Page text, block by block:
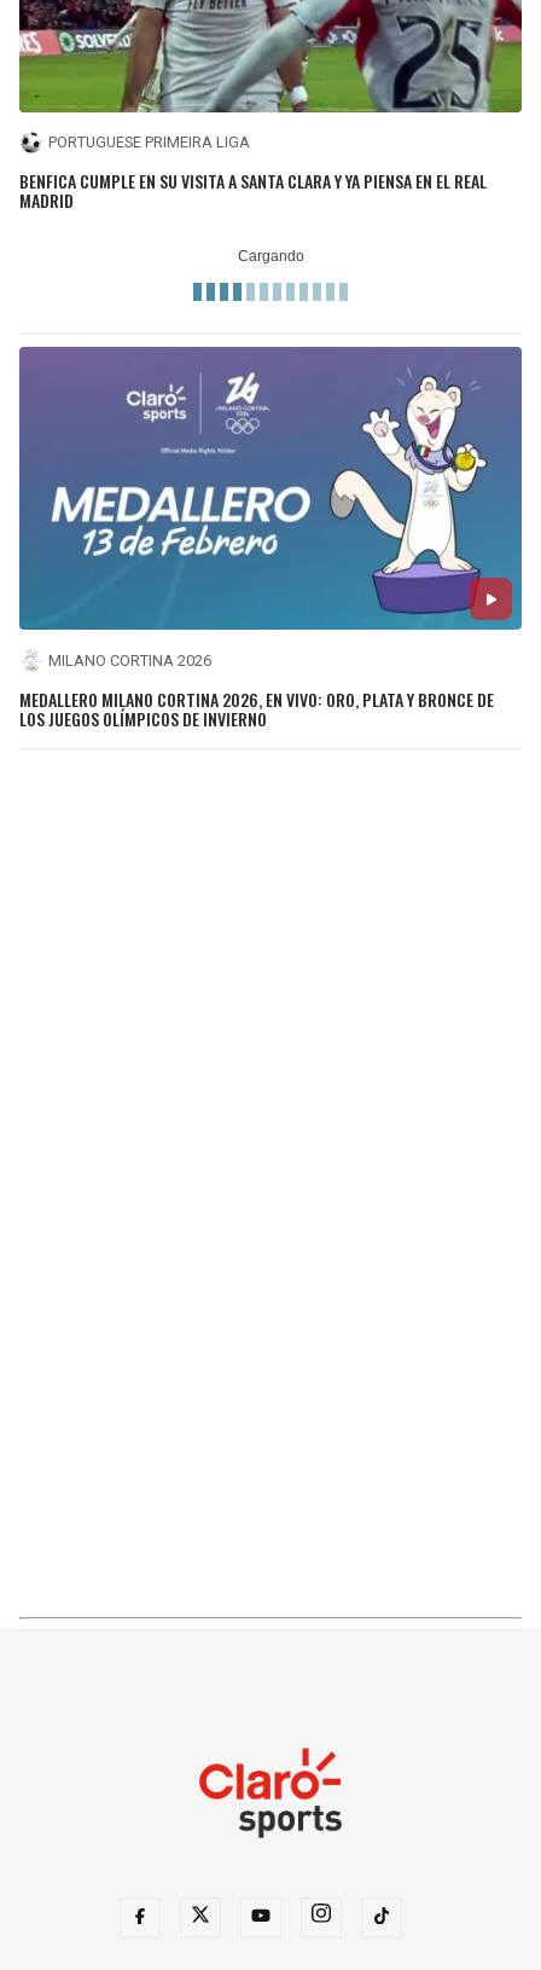
PORTUGUESE PRIMEIRA LIGA
BENFICA CUMPLE EN SU VISITA A SANTA CLARA Y YA PIENSA EN EL REAL
MADRID
MILANO CORTINA 2026
MEDALLERO MILANO CORTINA 2026, EN VIVO: ORO, PLATA Y BRONCE DE
LOS JUEGOS OLÍMPICOS DE INVIERNO